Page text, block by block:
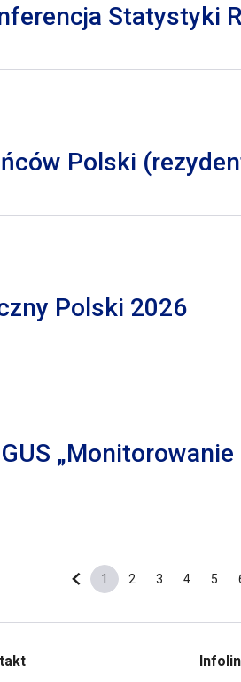
Statystyki
Polski
Polski 2026
Poprzednia strona
Bieżąca strona
1
Strona
2
Strona
3
Strona
4 5